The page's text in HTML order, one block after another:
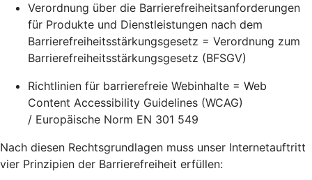
Verordnung über die Barrierefreiheitsanforderungen
für Produkte und Dienstleistungen nach dem
Barrierefreiheitsstärkungsgesetz = Verordnung zum
Barrierefreiheitsstärkungsgesetz (BFSGV)
Richtlinien für barrierefreie Webinhalte = Web
Content Accessibility Guidelines (WCAG)
/ Europäische Norm EN 301 549
Nach diesen Rechtsgrundlagen muss unser Internetauftritt
vier Prinzipien der Barrierefreiheit erfüllen: